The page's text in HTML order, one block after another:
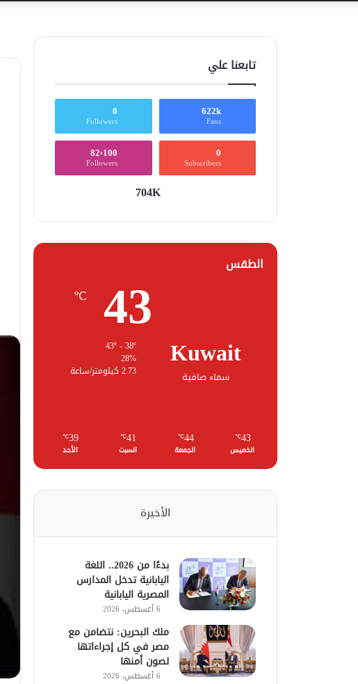
تابعنا علي
622k
Fans
0
Followers
0
Subscribers
82٬100
Followers
704K
الطقس
Kuwait
سماء صافية
43
℃
43º - 38º
28%
2.73 كيلومتر/ساعة
43
℃
الخميس
44
℃
الجمعة
41
℃
السبت
39
℃
الأحد
الأخيرة
بدءًا من 2026.. اللغة
اليابانية تدخل المدارس
المصرية اليابانية
6 أغسطس، 2026
ملك البحرين: نتضامن مع
مصر في كل إجراءاتها
لصون أمنها
6 أغسطس، 2026